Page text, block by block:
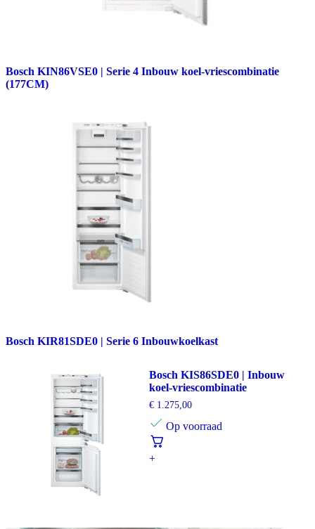
Bosch KIN86VSE0 | Serie 4 Inbouw koel-vriescombinatie
(177CM)
Bosch KIR81SDE0 | Serie 6 Inbouwkoelkast
Bosch KIS86SDE0 | Inbouw
koel-vriescombinatie
€1.275,00
Op voorraad
+